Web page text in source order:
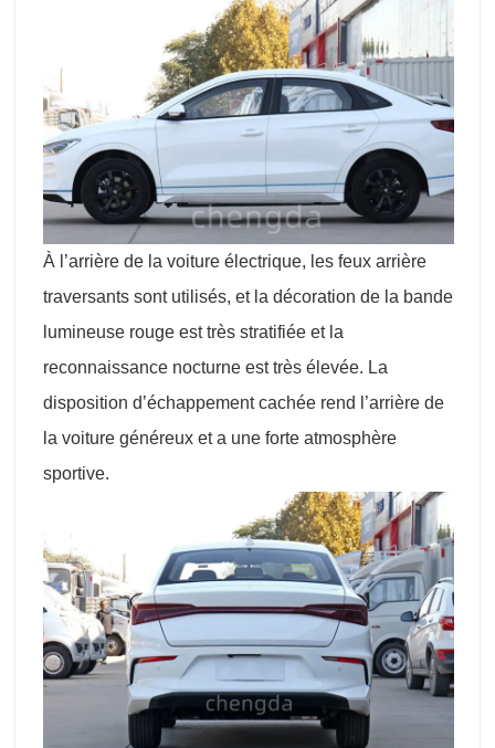
À l’arrière de la voiture électrique, les feux arrière
traversants sont utilisés, et la décoration de la bande
lumineuse rouge est très stratifiée et la
reconnaissance nocturne est très élevée. La
disposition d’échappement cachée rend l’arrière de
la voiture généreux et a une forte atmosphère
sportive.